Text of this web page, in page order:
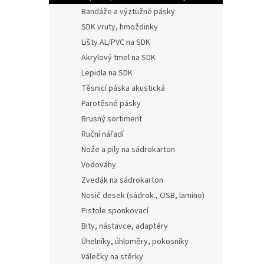
Bandáže a výztužné pásky
SDK vruty, hmoždinky
Lišty AL/PVC na SDK
Akrylový tmel na SDK
Lepidla na SDK
Těsnicí páska akustická
Parotěsné pásky
Brusný sortiment
Ruční nářadí
Nože a pily na sádrokarton
Vodováhy
Zvedák na sádrokarton
Nosič desek (sádrok., OSB, lamino)
Pistole sponkovací
Bity, nástavce, adaptéry
Úhelníky, úhloměry, pokosníky
Válečky na stěrky